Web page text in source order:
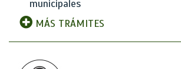
municipales
MÁS TRÁMITES